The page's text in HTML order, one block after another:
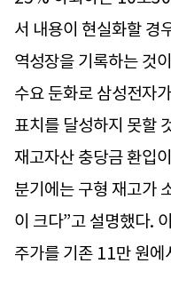
서 내용이 현실화할 경
역성장을 기록하는 것
수요 둔화로 삼성전자
표치를 달성하지 못할
재고자산 충당금 환입
분기에는 구형 재고가
이 크다”고 설명했다.
주가를 기존 11만 원